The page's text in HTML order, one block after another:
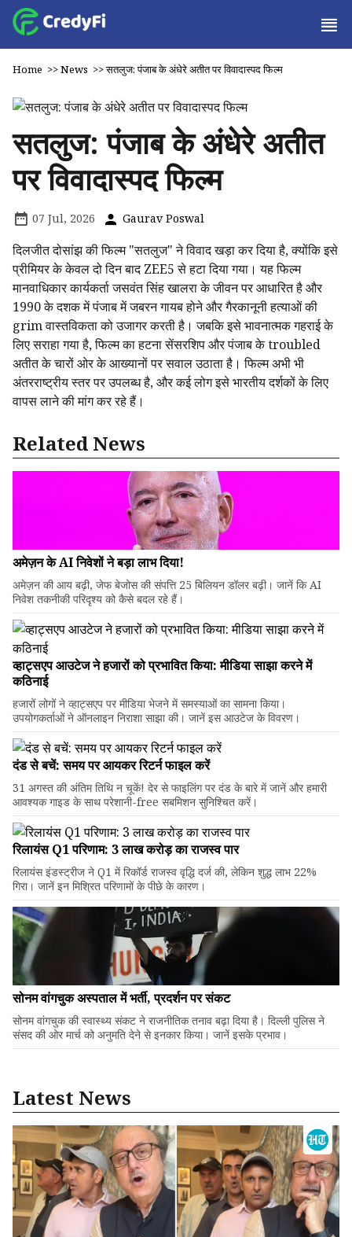
Home >>News >>सतलुज: पंजाब के अंधेरे अतीत पर विवादास्पद फिल्म
सतलुज: पंजाब के अंधेरे अतीत
पर विवादास्पद फिल्म
07 Jul, 2026 Gaurav Poswal
दिलजीत दोसांझ की फिल्म "सतलुज" ने विवाद खड़ा कर दिया है, क्योंकि इसे
प्रीमियर के केवल दो दिन बाद ZEE5 से हटा दिया गया। यह फिल्म
मानवाधिकार कार्यकर्ता जसवंत सिंह खालरा के जीवन पर आधारित है और
1990 के दशक में पंजाब में जबरन गायब होने और गैरकानूनी हत्याओं की
grim वास्तविकता को उजागर करती है। जबकि इसे भावनात्मक गहराई के
लिए सराहा गया है, फिल्म का हटना सेंसरशिप और पंजाब के troubled
अतीत के चारों ओर के आख्यानों पर सवाल उठाता है। फिल्म अभी भी
अंतरराष्ट्रीय स्तर पर उपलब्ध है, और कई लोग इसे भारतीय दर्शकों के लिए
वापस लाने की मांग कर रहे हैं।
Related News
अमेज़न के AI निवेशों ने बड़ा लाभ दिया!
अमेज़न की आय बढ़ी, जेफ बेजोस की संपत्ति 25 बिलियन डॉलर बढ़ी। जानें कि AI
निवेश तकनीकी परिदृश्य को कैसे बदल रहे हैं।
व्हाट्सएप आउटेज ने हजारों को प्रभावित किया: मीडिया साझा करने में
कठिनाई
हजारों लोगों ने व्हाट्सएप पर मीडिया भेजने में समस्याओं का सामना किया।
उपयोगकर्ताओं ने ऑनलाइन निराशा साझा की। जानें इस आउटेज के विवरण।
दंड से बचें: समय पर आयकर रिटर्न फाइल करें
31 अगस्त की अंतिम तिथि न चूकें! देर से फाइलिंग पर दंड के बारे में जानें और हमारी
आवश्यक गाइड के साथ परेशानी-free सबमिशन सुनिश्चित करें।
रिलायंस Q1 परिणाम: ₹3 लाख करोड़ का राजस्व पार
रिलायंस इंडस्ट्रीज ने Q1 में रिकॉर्ड राजस्व वृद्धि दर्ज की, लेकिन शुद्ध लाभ 22%
गिरा। जानें इन मिश्रित परिणामों के पीछे के कारण।
सोनम वांगचुक अस्पताल में भर्ती, प्रदर्शन पर संकट
सोनम वांगचुक की स्वास्थ्य संकट ने राजनीतिक तनाव बढ़ा दिया है। दिल्ली पुलिस ने
संसद की ओर मार्च को अनुमति देने से इनकार किया। जानें इसके प्रभाव।
Latest News